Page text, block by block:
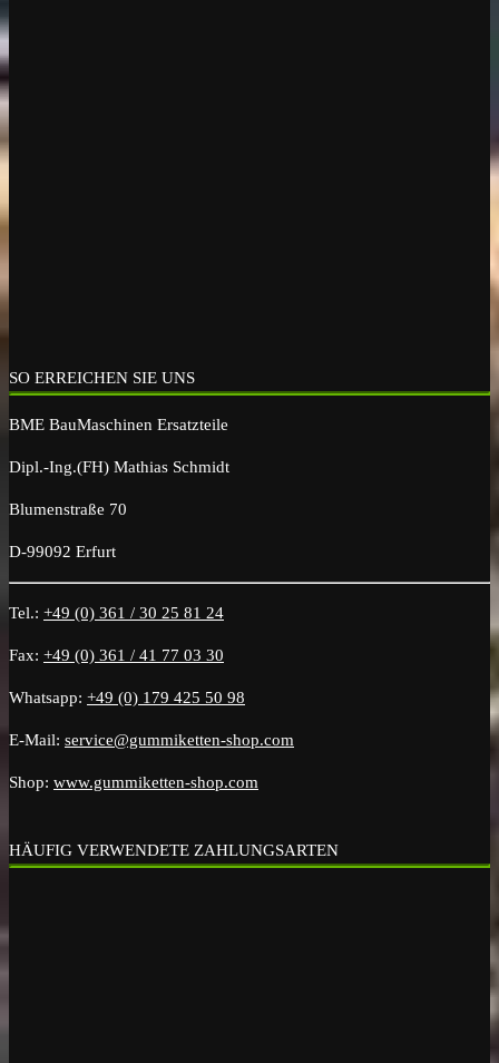
SO ERREICHEN SIE UNS
BME BauMaschinen Ersatzteile
Dipl.-Ing.(FH) Mathias Schmidt
Blumenstraße 70
D-99092 Erfurt
Tel.: +49 (0) 361 / 30 25 81 24
Fax: +49 (0) 361 / 41 77 03 30
Whatsapp: +49 (0) 179 425 50 98
E-Mail: service@gummiketten-shop.com
Shop: www.gummiketten-shop.com
HÄUFIG VERWENDETE ZAHLUNGSARTEN